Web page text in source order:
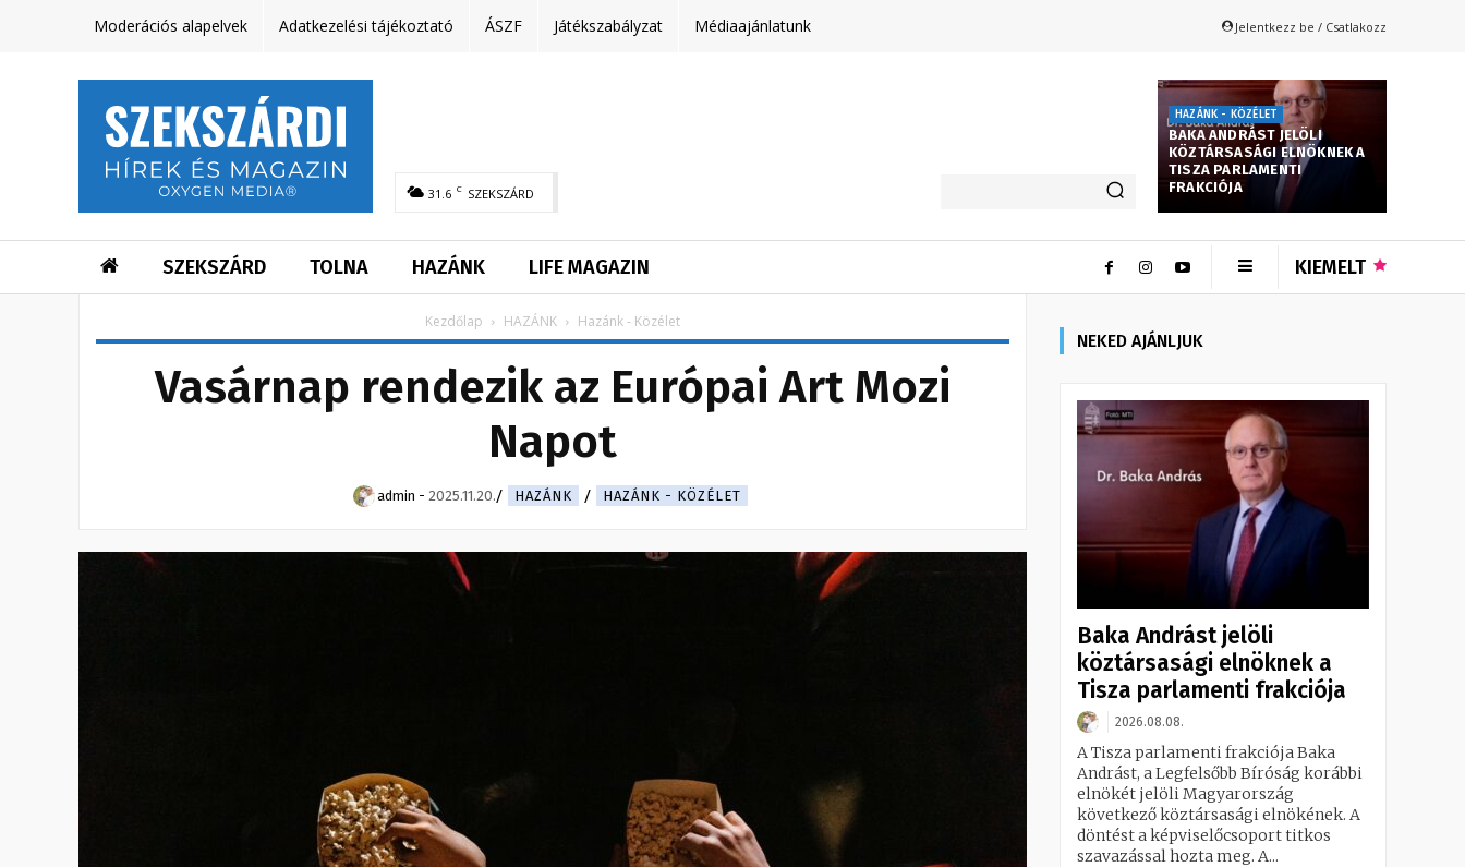
Moderációs alapelvek Adatkezelési tájékoztató ÁSZF Játékszabályzat Médiaajánlatunk Jelentkezz be / Csatlakozz
31.6 C SZEKSZÁRD
HAZÁNK - KÖZÉLET
BAKA ANDRÁST JELÖLI
KÖZTÁRSASÁGI ELNÖKNEK A
TISZA PARLAMENTI
FRAKCIÓJA
SZEKSZÁRD TOLNA HAZÁNK LIFE MAGAZIN KIEMELT
Kezdőlap HAZÁNK Hazánk - Közélet
Vasárnap rendezik az Európai Art Mozi
Napot
admin - 2025.11.20. HAZÁNK HAZÁNK - KÖZÉLET
NEKED AJÁNLJUK
Baka Andrást jelöli
köztársasági elnöknek a
Tisza parlamenti frakciója
2026.08.08.
A Tisza parlamenti frakciója Baka
Andrást, a Legfelsőbb Bíróság korábbi
elnökét jelöli Magyarország
következő köztársasági elnökének. A
döntést a képviselőcsoport titkos
szavazással hozta meg. A...